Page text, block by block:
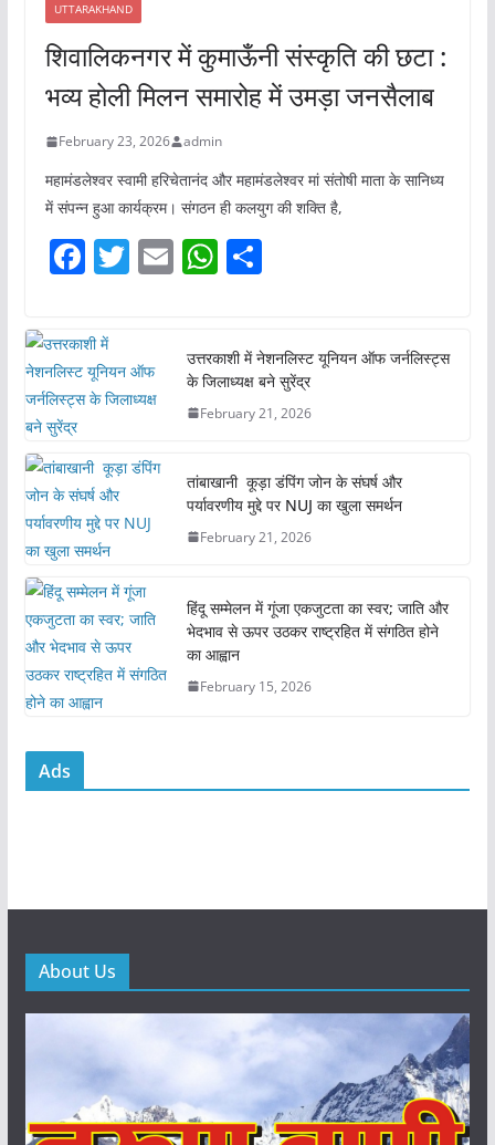
UTTARAKHAND
शिवालिकनगर में कुमाऊँनी संस्कृति की छटा :
भव्य होली मिलन समारोह में उमड़ा जनसैलाब
February 23, 2026 admin
महामंडलेश्वर स्वामी हरिचेतानंद और महामंडलेश्वर मां संतोषी माता के सानिध्य
में संपन्न हुआ कार्यक्रम। संगठन ही कलयुग की शक्ति है,
F
c
e
b
o
k
T
er
E W
s
A
p
p
S
e
उत्तरकाशी में नेशनलिस्ट यूनियन ऑफ जर्नलिस्ट्स
के जिलाध्यक्ष बने सुरेंद्र
February 21, 2026
तांबाखानी कूड़ा डंपिंग जोन के संघर्ष और
पर्यावरणीय मुद्दे पर NUJ का खुला समर्थन
February 21, 2026
हिंदू सम्मेलन में गूंजा एकजुटता का स्वर; जाति और
भेदभाव से ऊपर उठकर राष्ट्रहित में संगठित होने
का आह्वान
February 15, 2026
Ads
About Us